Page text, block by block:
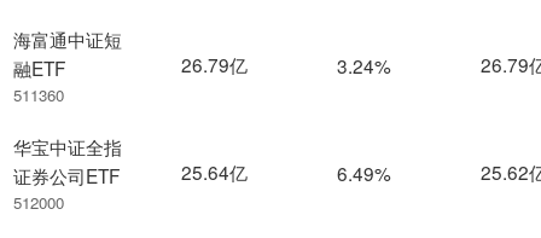
海富通中证短
融ETF
511360
华宝中证全指
证券公司ETF
512000
26.79亿 3.24% 26.79
25.64亿 6.49% 25.62